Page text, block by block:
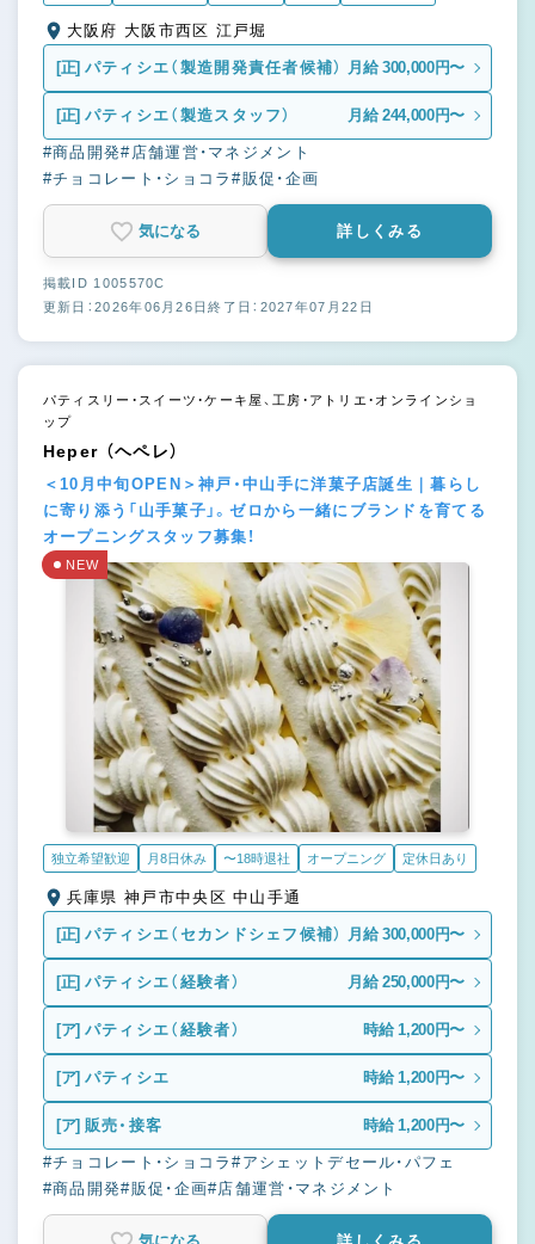
大阪府 大阪市西区 江戸堀
[正] パティシエ（製造開発責任者候補） 月給 300,000円〜
[正] パティシエ（製造スタッフ） 月給 244,000円〜
#商品開発#店舗運営・マネジメント
#チョコレート・ショコラ#販促・企画
気になる 詳しくみる
掲載ID 1005570C
更新日：2026年06月26日終了日：2027年07月22日
パティスリー・スイーツ・ケーキ屋、工房・アトリエ・オンラインショ
ップ
Heper （ヘペレ）
＜10月中旬OPEN＞神戸・中山手に洋菓子店誕生｜暮らし
に寄り添う「山手菓子」。ゼロから一緒にブランドを育てる
オープニングスタッフ募集！
NEW
独立希望歓迎 月8日休み 〜18時退社 オープニング 定休日あり
兵庫県 神戸市中央区 中山手通
[正] パティシエ（セカンドシェフ候補） 月給 300,000円〜
[正] パティシエ（経験者） 月給 250,000円〜
[ア] パティシエ（経験者） 時給 1,200円〜
[ア] パティシエ 時給 1,200円〜
[ア] 販売・接客 時給 1,200円〜
#チョコレート・ショコラ#アシェットデセール・パフェ
#商品開発#販促・企画#店舗運営・マネジメント
気になる 詳しくみる